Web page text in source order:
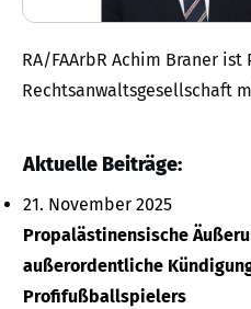
RA/FAArbR Achim Braner
Rechtsanwaltsgesellschaft
Aktuelle Beiträge:
21. November 2025
Propalästinensische
außerordentliche
Profifußballspielers